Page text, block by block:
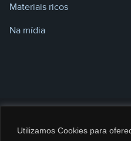
Utilizamos Cookies para
Materiais ricos
Na mídia